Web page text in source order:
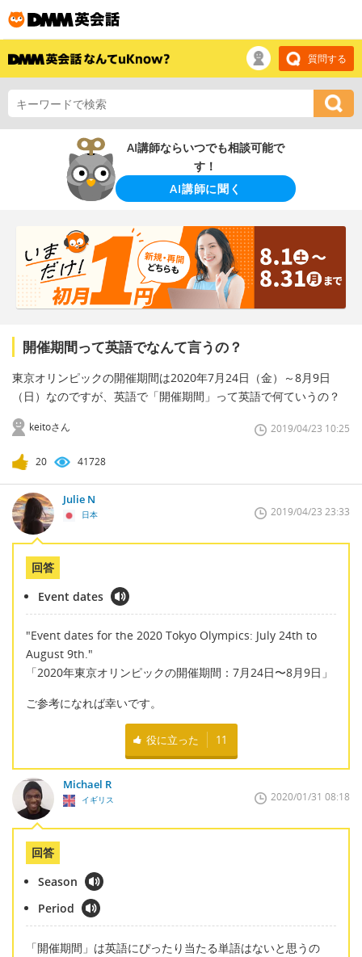
質問する
AI講師ならいつでも相談可能で
す！
AI講師に聞く
開催期間って英語でなんて言うの？
東京オリンピックの開催期間は2020年7月24日（金）～8月9日
（日）なのですが、英語で「開催期間」って英語で何ていうの？
keitoさん 2019/04/23 10:25
20 41728
Julie N
日本 2019/04/23 23:33
回答
Event dates
"Event dates for the 2020 Tokyo Olympics: July 24th to
August 9th."
「2020年東京オリンピックの開催期間：7月24日〜8月9日」
ご参考になれば幸いです。
役に立った 11
Michael R
イギリス 2020/01/31 08:18
回答
Season
Period
「開催期間」は英語にぴったり当たる単語はないと思うの